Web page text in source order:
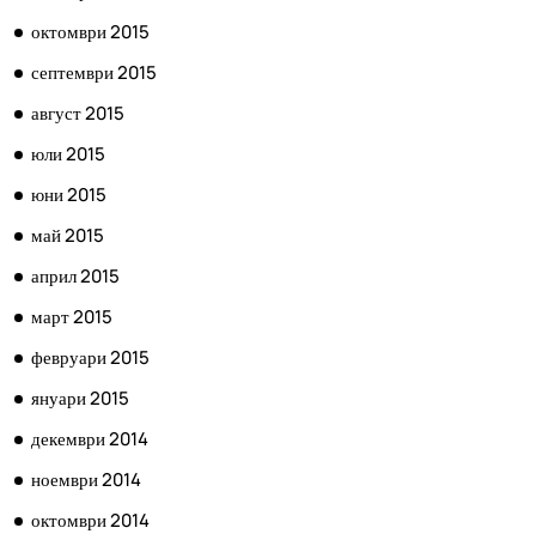
октомври 2015
септември 2015
август 2015
юли 2015
юни 2015
май 2015
април 2015
март 2015
февруари 2015
януари 2015
декември 2014
ноември 2014
октомври 2014